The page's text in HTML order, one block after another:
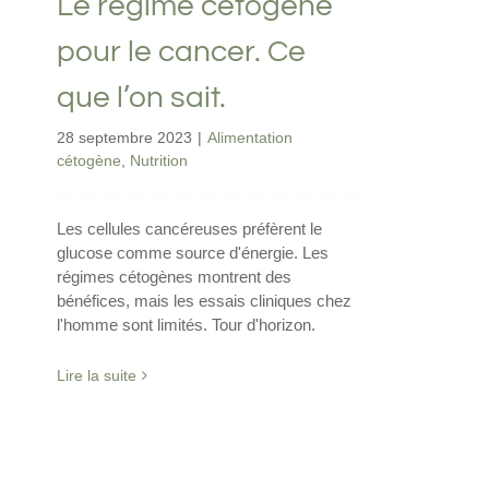
Le régime cétogène
pour le cancer. Ce
que l’on sait.
28 septembre 2023 | Alimentation
cétogène, Nutrition
Les cellules cancéreuses préfèrent le
glucose comme source d'énergie. Les
régimes cétogènes montrent des
bénéfices, mais les essais cliniques chez
l'homme sont limités. Tour d'horizon.
Lire la suite